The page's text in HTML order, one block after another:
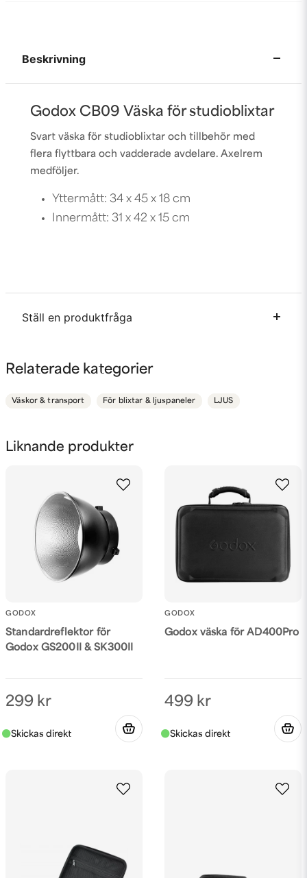
Liknande produkter
GODOX
Standardreflektor för
Godox GS200II & SK300II
299 kr
GODOX
Godox väska för AD400Pro
499 kr
Beskrivning
Godox CB09 Väska för studioblixtar
Svart väska för studioblixtar och tillbehör med
flera flyttbara och vadderade avdelare. Axelrem
medföljer.
Yttermått: 34 x 45 x 18 cm
Innermått: 31 x 42 x 15 cm
Ställ en produktfråga
Fråga oss något om denna produkten...
Mejladress
Ja, ni får publicera min fråga
Relaterade kategorier
Väskor & transport För blixtar & ljuspaneler LJUS